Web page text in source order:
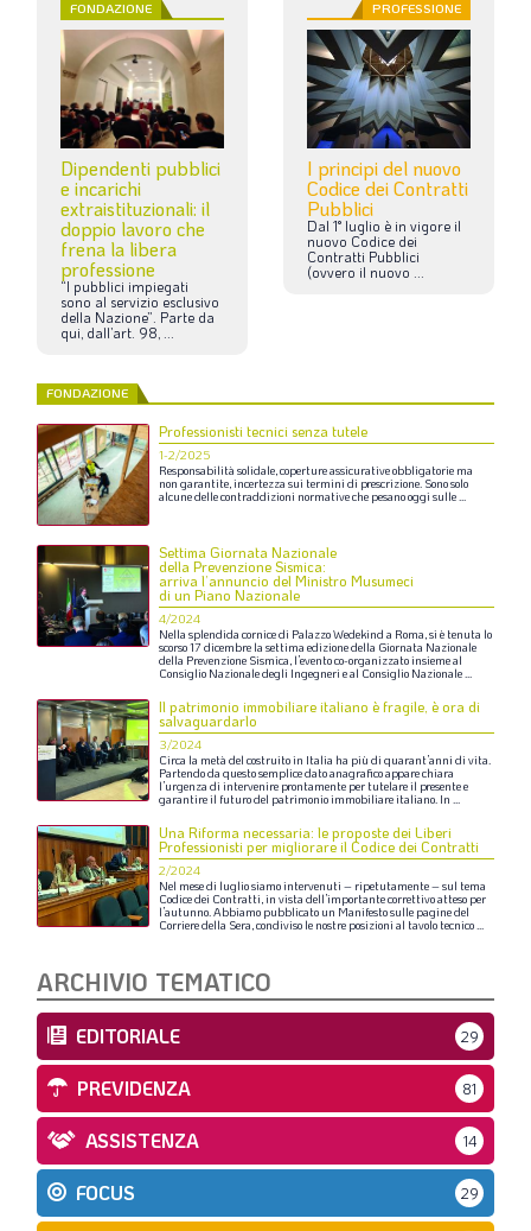
FONDAZIONE
Dipendenti pubblici
e incarichi
extraistituzionali: il
doppio lavoro che
frena la libera
professione
“I pubblici impiegati
sono al servizio esclusivo
della Nazione”. Parte da
qui, dall’art. 98,
PROFESSIONE
I principi del nuovo
Codice dei Contratti
Pubblici
Dal 1° luglio è in vigore il
nuovo Codice dei
Contratti Pubblici
(ovvero il nuovo
FONDAZIONE
Professionisti tecnici senza tutele
1-2/2025
Responsabilità solidale,copertureassicurativeobbligatorie ma
non garantite,incertezza sui termini di prescrizione. Sonosolo
alcunedellecontraddizioni normativeche pesanooggi sulle...
Settima Giornata Nazionale
della Prevenzione Sismica:
arriva l’annuncio del Ministro Musumeci
di un Piano Nazionale
4/2024
Nella splendida cornicedi PalazzoWedekind a Roma,si è tenuta lo
scorso17dicembre la settima edizionedella Giornata Nazionale
della Prevenzione Sismica, l’eventoco-organizzatoinsiemeal
Consiglio Nazionaledegli Ingegneri eal Consiglio Nazionale...
Il patrimonio immobiliare italiano è fragile, è ora di
salvaguardarlo
3/2024
Circa la metà del costruitoin Italia ha più di quarant’anni di vita.
Partendoda questosemplicedatoanagraficoapparechiara
l’urgenza di intervenire prontamente per tutelareil presentee
garantireil futurodel patrimonioimmobiliareitaliano. In ...
Una Riforma necessaria: le proposte dei Liberi
Professionisti per migliorare il Codice dei Contratti
2/2024
Nel mesedi lugliosiamointervenuti – ripetutamente–sul tema
Codicedei Contratti,in vista dell’importantecorrettivoatteso per
l’autunno.Abbiamo pubblicato un Manifestosulle paginedel
Corrieredella Sera,condiviso le nostre posizioni al tavolo tecnico...
ARCHIVIO TEMATICO
EDITORIALE 29
PREVIDENZA 81
ASSISTENZA 14
FOCUS 29